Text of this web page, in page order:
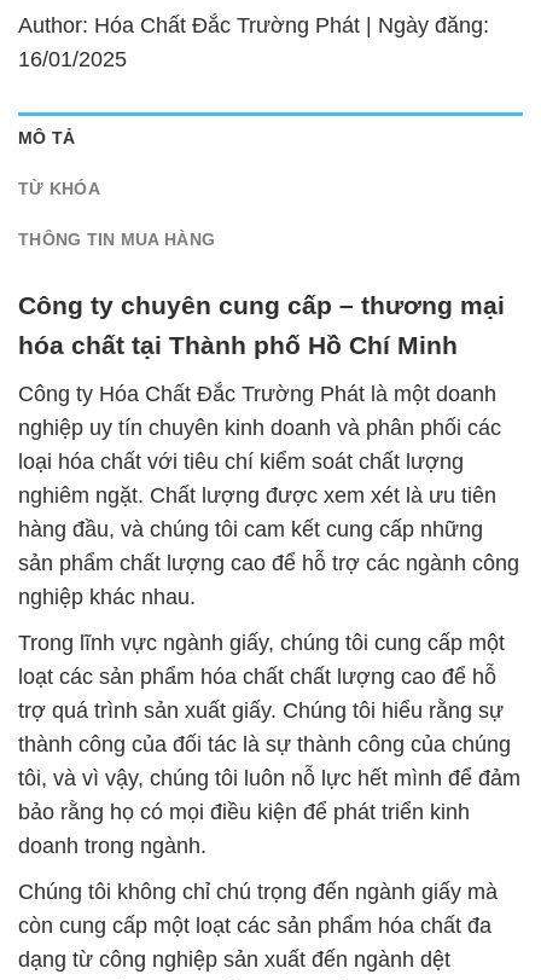
Author: Hóa Chất Đắc Trường Phát | Ngày đăng:
16/01/2025
MÔ TẢ
TỪ KHÓA
THÔNG TIN MUA HÀNG
Công ty chuyên cung cấp – thương mại
hóa chất tại Thành phố Hồ Chí Minh
Công ty Hóa Chất Đắc Trường Phát là một doanh
nghiệp uy tín chuyên kinh doanh và phân phối các
loại hóa chất với tiêu chí kiểm soát chất lượng
nghiêm ngặt. Chất lượng được xem xét là ưu tiên
hàng đầu, và chúng tôi cam kết cung cấp những
sản phẩm chất lượng cao để hỗ trợ các ngành công
nghiệp khác nhau.
Trong lĩnh vực ngành giấy, chúng tôi cung cấp một
loạt các sản phẩm hóa chất chất lượng cao để hỗ
trợ quá trình sản xuất giấy. Chúng tôi hiểu rằng sự
thành công của đối tác là sự thành công của chúng
tôi, và vì vậy, chúng tôi luôn nỗ lực hết mình để đảm
bảo rằng họ có mọi điều kiện để phát triển kinh
doanh trong ngành.
Chúng tôi không chỉ chú trọng đến ngành giấy mà
còn cung cấp một loạt các sản phẩm hóa chất đa
dạng từ công nghiệp sản xuất đến ngành dệt